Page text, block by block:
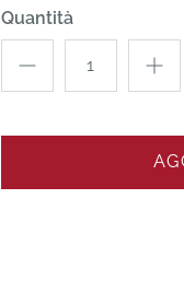
Quantità